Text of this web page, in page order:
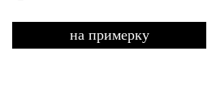
на примерку